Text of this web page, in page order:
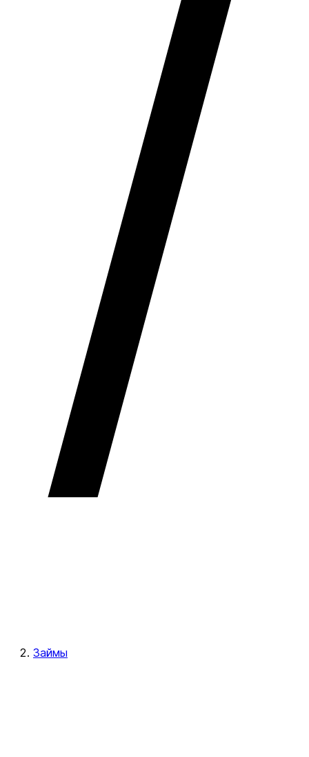
Займы